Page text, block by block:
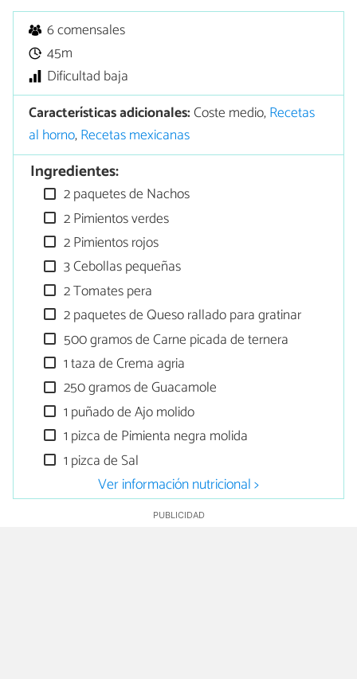
6 comensales
45m
Dificultad baja
Características adicionales:Coste medio,Recetas
al horno,Recetas mexicanas
Ingredientes:
2 paquetes de Nachos
2 Pimientos verdes
2 Pimientos rojos
3 Cebollas pequeñas
2 Tomates pera
2 paquetes de Queso rallado para gratinar
500 gramos de Carne picada de ternera
1 taza de Crema agria
250 gramos de Guacamole
1 puñado de Ajo molido
1 pizca de Pimienta negra molida
1 pizca de Sal
Ver información nutricional >